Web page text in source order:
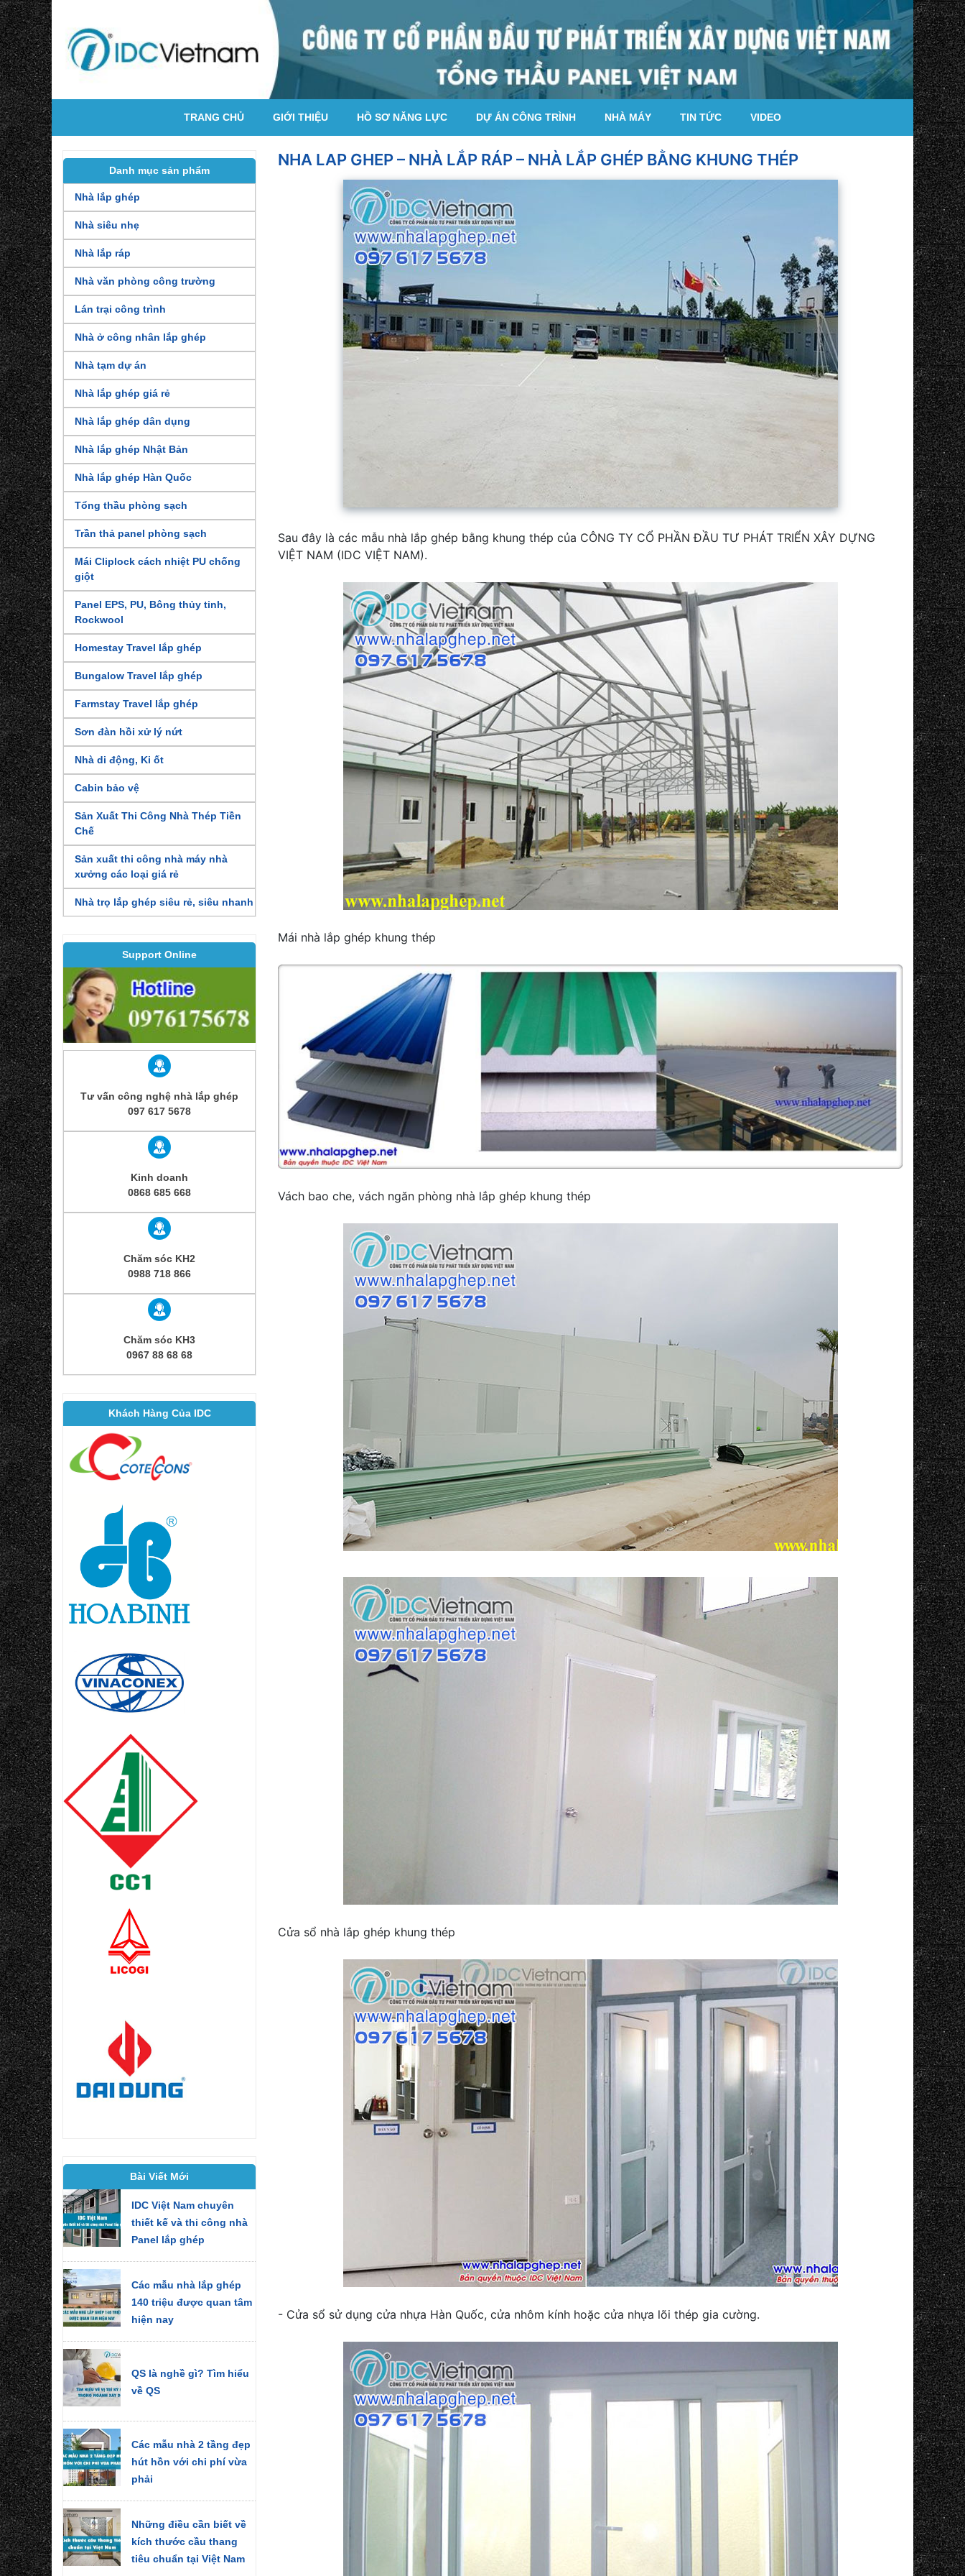
TRANG CHỦ GIỚI THIỆU HỒ SƠ NĂNG LỰC DỰ ÁN CÔNG TRÌNH NHÀ MÁY TIN TỨC VIDEO
Danh mục sản phẩm
Nhà lắp ghép
Nhà siêu nhẹ
Nhà lắp ráp
Nhà văn phòng công trường
Lán trại công trình
Nhà ở công nhân lắp ghép
Nhà tạm dự án
Nhà lắp ghép giá rẻ
Nhà lắp ghép dân dụng
Nhà lắp ghép Nhật Bản
Nhà lắp ghép Hàn Quốc
Tổng thầu phòng sạch
Trần thả panel phòng sạch
Mái Cliplock cách nhiệt PU chống
giột
Panel EPS, PU, Bông thủy tinh,
Rockwool
Homestay Travel lắp ghép
Bungalow Travel lắp ghép
Farmstay Travel lắp ghép
Sơn đàn hồi xử lý nứt
Nhà di động, Ki ốt
Cabin bảo vệ
Sản Xuất Thi Công Nhà Thép Tiền
Chế
Sản xuất thi công nhà máy nhà
xưởng các loại giá rẻ
Nhà trọ lắp ghép siêu rẻ, siêu nhanh
Support Online
Tư vấn công nghệ nhà lắp ghép
097 617 5678
Kinh doanh
0868 685 668
Chăm sóc KH2
0988 718 866
Chăm sóc KH3
0967 88 68 68
Khách Hàng Của IDC
Bài Viết Mới
IDC Việt Nam chuyên
thiết kế và thi công nhà
Panel lắp ghép
Các mẫu nhà lắp ghép
140 triệu được quan tâm
hiện nay
QS là nghề gì? Tìm hiểu
về QS
Các mẫu nhà 2 tầng đẹp
hút hồn với chi phí vừa
phải
Những điều cần biết về
kích thước cầu thang
tiêu chuẩn tại Việt Nam
NHA LAP GHEP – NHÀ LẮP RÁP – NHÀ LẮP GHÉP BẰNG KHUNG THÉP
Sau đây là các mẫu nhà lắp ghép bằng khung thép của CÔNG TY CỔ PHẦN ĐẦU TƯ PHÁT TRIỂN XÂY DỰNG
VIỆT NAM (IDC VIỆT NAM).
Mái nhà lắp ghép khung thép
Vách bao che, vách ngăn phòng nhà lắp ghép khung thép
Cửa sổ nhà lắp ghép khung thép
- Cửa sổ sử dụng cửa nhựa Hàn Quốc, cửa nhôm kính hoặc cửa nhựa lõi thép gia cường.